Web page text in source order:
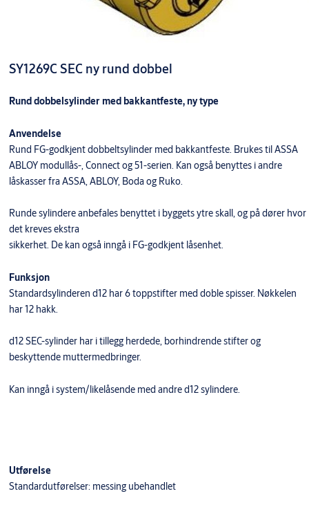
SY1269C SEC ny rund dobbel
Rund dobbelsylinder med bakkantfeste, ny type
Anvendelse
Rund FG-godkjent dobbeltsylinder med bakkantfeste. Brukes til ASSA
ABLOY modullås-, Connect og 51-serien. Kan også benyttes i andre
låskasser fra ASSA, ABLOY, Boda og Ruko.
Runde sylindere anbefales benyttet i byggets ytre skall, og på dører hvor
det kreves ekstra
sikkerhet. De kan også inngå i FG-godkjent låsenhet.
Funksjon
Standardsylinderen d12 har 6 toppstifter med doble spisser. Nøkkelen
har 12 hakk.
d12 SEC-sylinder har i tillegg herdede, borhindrende stifter og
beskyttende muttermedbringer.
​Kan inngå i system/likelåsende med andre d12 sylindere.
Utførelse
Standardutførelser: messing ubehandlet